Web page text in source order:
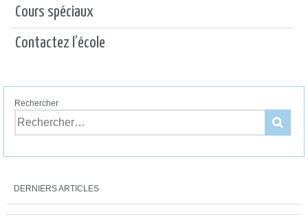
Cours spéciaux
Contactez l’école
Rechercher
DERNIERS ARTICLES